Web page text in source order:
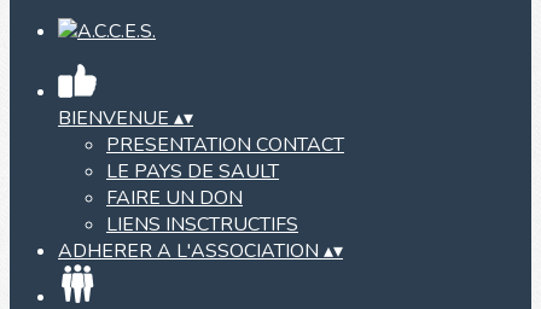
BIENVENUE ▴▾
PRESENTATION CONTACT
LE PAYS DE SAULT
FAIRE UN DON
LIENS INSCTRUCTIFS
ADHERER A L'ASSOCIATION ▴▾